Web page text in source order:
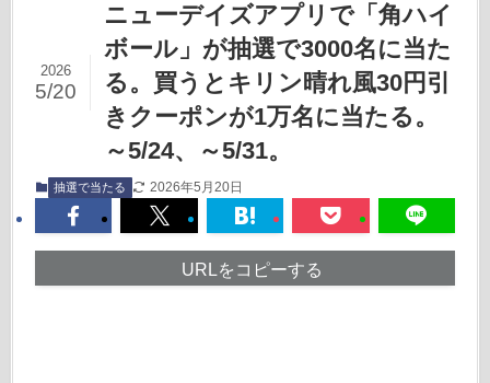
ニューデイズアプリで「角ハイ
ボール」が抽選で3000名に当た
る。買うとキリン晴れ風30円引
きクーポンが1万名に当たる。
～5/24、～5/31。
2026
5/20
抽選で当たる 2026年5月20日
URLをコピーする